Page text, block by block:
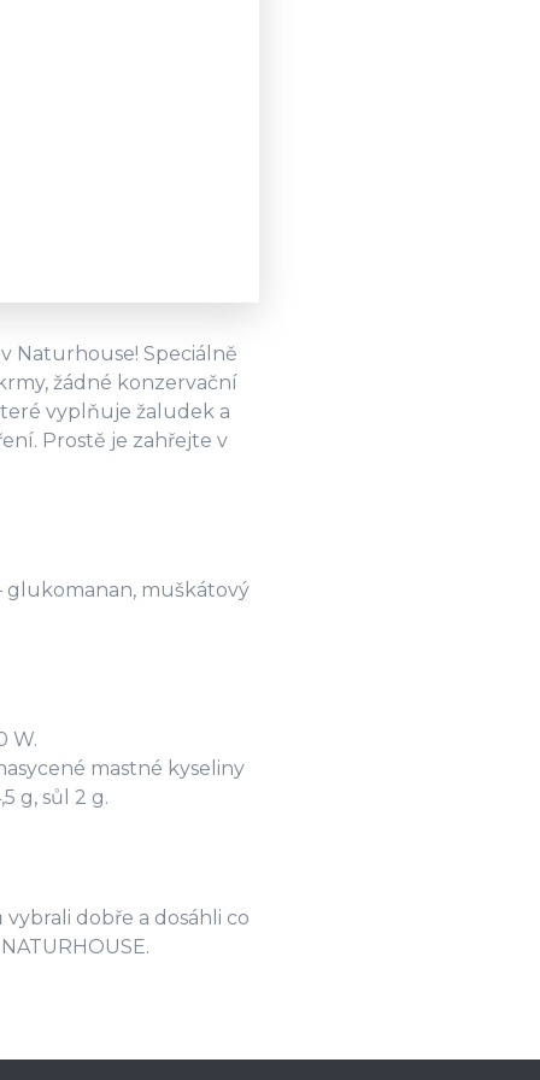
Naturhouse! Speciálně
žádné konzervační
vyplňuje žaludek a
Prostě je zahřejte v
glukomanan, muškátový
W.
mastné kyseliny
g, sůl 2 g.
dobře a dosáhli co